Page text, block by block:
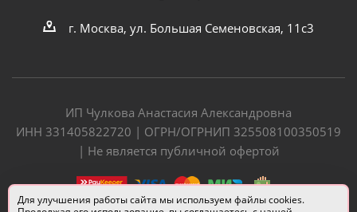
г. Москва, ул. Большая Семеновская, 11с3
ИП Чулкова Анастасия Александровна
ИНН 331405822720 | ОГРН/ОГРНИП 325508100350519
| Не является публичной офертой
Для улучшения работы сайта мы используем файлы cookies.